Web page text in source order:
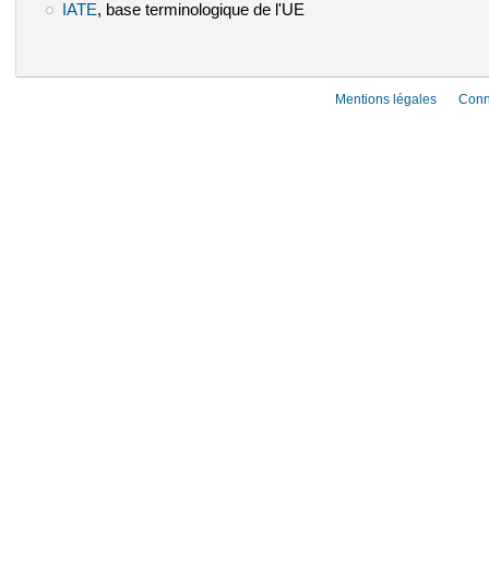
IATE(le lien est externe)
, base terminologique de l'UE
Mentions légales